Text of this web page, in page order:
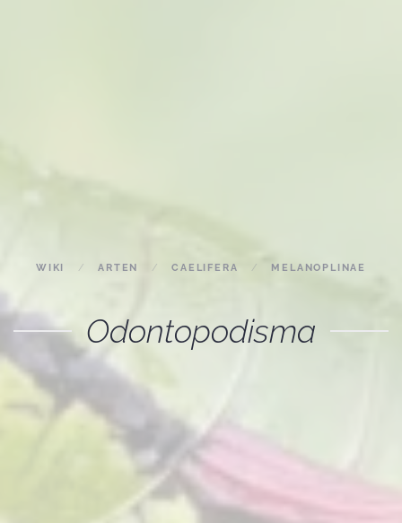
WIKI ARTEN CAELIFERA MELANOPLINAE
Odontopodisma